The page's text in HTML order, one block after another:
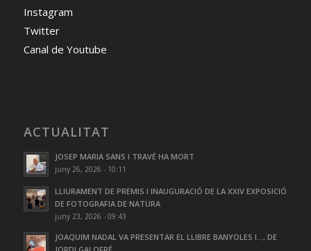
Instagram
Twitter
Canal de Youtube
ACTUALITAT
JOSEP MARIA SANS I TRAVÉ HA MORT
juny 26, 2026 - 10:11
LLIURAMENT DE PREMIS I INAUGURACIÓ DE LA XXIV EXPOSICIÓ
DE FOTOGRAFIA DE NATURA
juny 23, 2026 - 09:43
JOAQUIM NADAL VA PRESENTAR EL LLIBRE BANYOLES I…, DE